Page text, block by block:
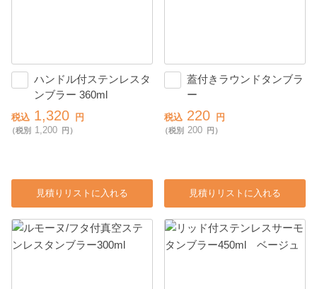
ハンドル付ステンレスタ
ンブラー 360ml
税込 1,320 円
（税別 1,200 円）
見積りリストに入れる
蓋付きラウンドタンブラ
ー
税込 220 円
（税別 200 円）
見積りリストに入れる